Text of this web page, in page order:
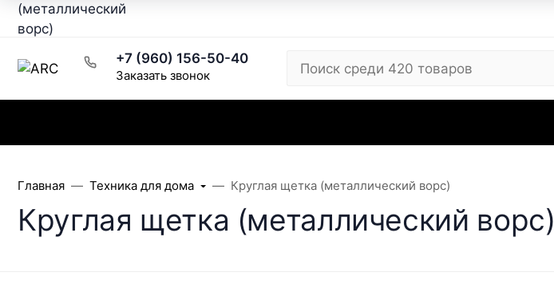
Рецепты Написать директору
+7 (960) 156-50-40
Заказать звонок
Главная Техника для дома Круглая щетка (металлический ворс)
Круглая щетка (металлический ворс)